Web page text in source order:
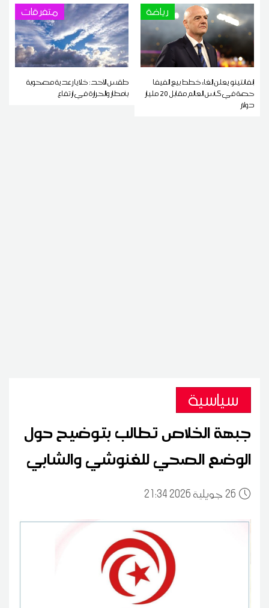
رياضة
إنفانتينو يعلن إلغاء خطط بيع الفيفا
حصة في كأس العالم مقابل 20 مليار
دولار
متفرقات
طقس الأحد: خلايا رعدية مصحوبة
بأمطار والحرارة في ارتفاع
سياسية
جبهة الخلاص تطالب بتوضيح حول
الوضع الصحي للغنوشي والشابي
26 21:34 2026 جويلية